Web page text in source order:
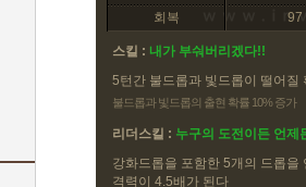
회복
97
스킬 : 내가 부숴버리겠다!!
5턴간 불드롭과 빛드롭이 떨어질
불드롭과 빛드롭의 출현 확률 10% 증가
리더스킬 : 누구의 도전이든 언제
강화드롭을 포함한 5개의 드롭
격력이 4.5배가 된다